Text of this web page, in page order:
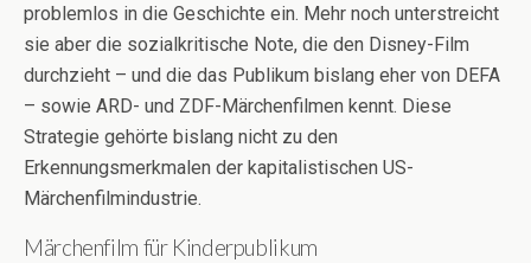
problemlos in die Geschichte ein. Mehr noch unterstreicht
sie aber die sozialkritische Note, die den Disney-Film
durchzieht – und die das Publikum bislang eher von DEFA
– sowie ARD- und ZDF-Märchenfilmen kennt. Diese
Strategie gehörte bislang nicht zu den
Erkennungsmerkmalen der kapitalistischen US-
Märchenfilmindustrie.
Märchenfilm für Kinderpublikum